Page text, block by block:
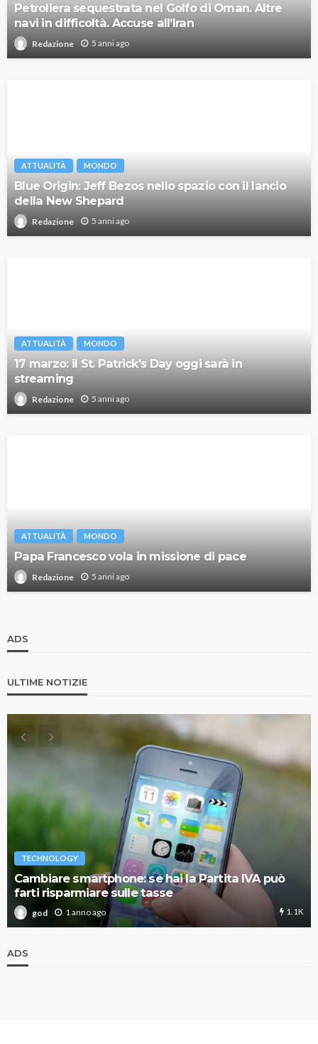
Petroliera sequestrata nel Golfo di Oman. Altre
navi in difficoltà. Accuse all’Iran
Redazione 5 anni ago
ATTUALITÀ MONDO
Blue Origin: Jeff Bezos nello spazio con il lancio
della New Shepard
Redazione 5 anni ago
ATTUALITÀ MONDO
17 marzo: il St. Patrick’s Day oggi sarà in
streaming
Redazione 5 anni ago
ATTUALITÀ MONDO
Papa Francesco vola in missione di pace
Redazione 5 anni ago
ADS
ULTIME NOTIZIE
TECHNOLOGY
Cambiare smartphone: se hai la Partita IVA può
farti risparmiare sulle tasse
god 1 anno ago 1.1K
ADS